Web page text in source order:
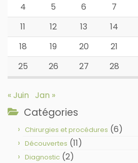
4
5 6 7
11
12 13 14
18
19 20 21
25
26 27 28
« Juin Jan »
Catégories
Chirurgies et procédures (6)
Découvertes (11)
Diagnostic (2)